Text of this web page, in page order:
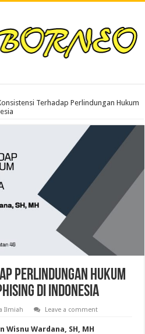
Terhadap Perlindungan Hukum
Perlindungan Hukum
di Indonesia
Ilmiah Leave a comment
Wisnu Wardana, SH, MH